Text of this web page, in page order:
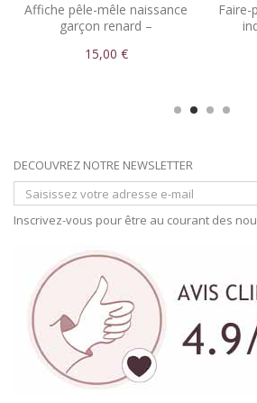
Affiche pêle-mêle naissance
garçon renard –
personnalisées
15,00 €
Faire-
DECOUVREZ NOTRE NEWSLETTER
Inscrivez-vous pour être au courant des